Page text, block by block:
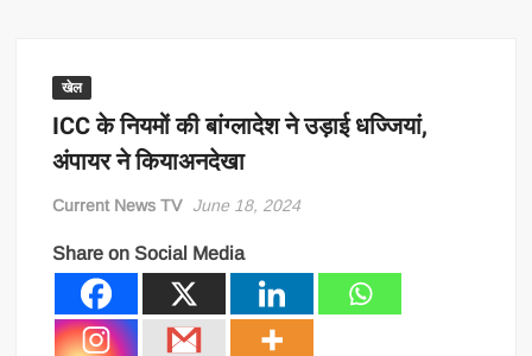
खेल
ICC के नियमों की बांग्लादेश ने उड़ाई धज्जियां,
अंपायर ने कियाअनदेखा
Current News TV June 18, 2024
Share on Social Media